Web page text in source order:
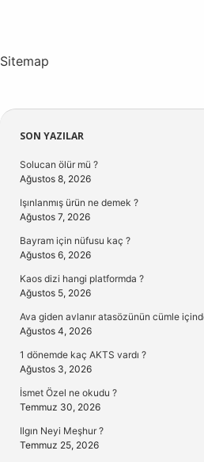
Sitemap
Sidebar
SON YAZILAR
Solucan ölür mü ?
Ağustos 8, 2026
Işınlanmış ürün ne demek ?
Ağustos 7, 2026
Bayram için nüfusu kaç ?
Ağustos 6, 2026
Kaos dizi hangi platformda ?
Ağustos 5, 2026
Ava giden avlanır atasözünün cümle
Ağustos 4, 2026
1 dönemde kaç AKTS vardı ?
Ağustos 3, 2026
İsmet Özel ne okudu ?
Temmuz 30, 2026
Ilgın Neyi Meşhur ?
Temmuz 25, 2026